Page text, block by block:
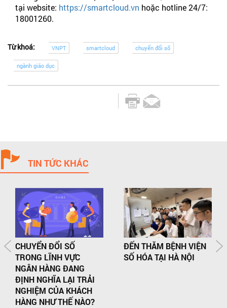
tại website: https://smartcloud.vn hoặc hotline 24/7:
18001260.
Từ khoá: VNPT smartcloud chuyển đổi số
ngành giáo dục
TIN TỨC KHÁC
CHUYỂN ĐỔI SỐ
TRONG LĨNH VỰC
NGÂN HÀNG ĐANG
ĐỊNH NGHĨA LẠI TRẢI
NGHIỆM CỦA KHÁCH
HÀNG NHƯ THẾ NÀO?
ĐẾN THĂM BỆNH VIỆN
SỐ HÓA TẠI HÀ NỘI